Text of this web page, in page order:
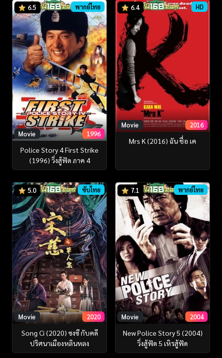
6.5 พากย์ไทย
Movie 1996
Police Story 4 First Strike
(1996) วิ่งสู้ฟัด ภาค 4
6.4 HD
Movie 2016
Mrs K (2016) ฉัน ชื่อ เค
5.0 ซับไทย
Movie 2020
Song Ci (2020) ซงซี กับคดี
ปริศนาเมืองหลินหลง
7.1 พากย์ไทย
Movie 2004
New Police Story 5 (2004)
วิ่งสู้ฟัด 5 เหิรสู้ฟัด